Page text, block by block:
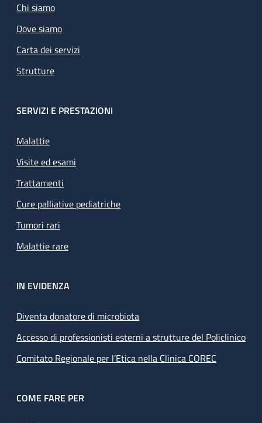
Chi siamo
Dove siamo
Carta dei servizi
Strutture
SERVIZI E PRESTAZIONI
Malattie
Visite ed esami
Trattamenti
Cure palliative pediatriche
Tumori rari
Malattie rare
IN EVIDENZA
Diventa donatore di microbiota
Accesso di professionisti esterni a strutture del Policlinico
Comitato Regionale per l’Etica nella Clinica COREC
COME FARE PER